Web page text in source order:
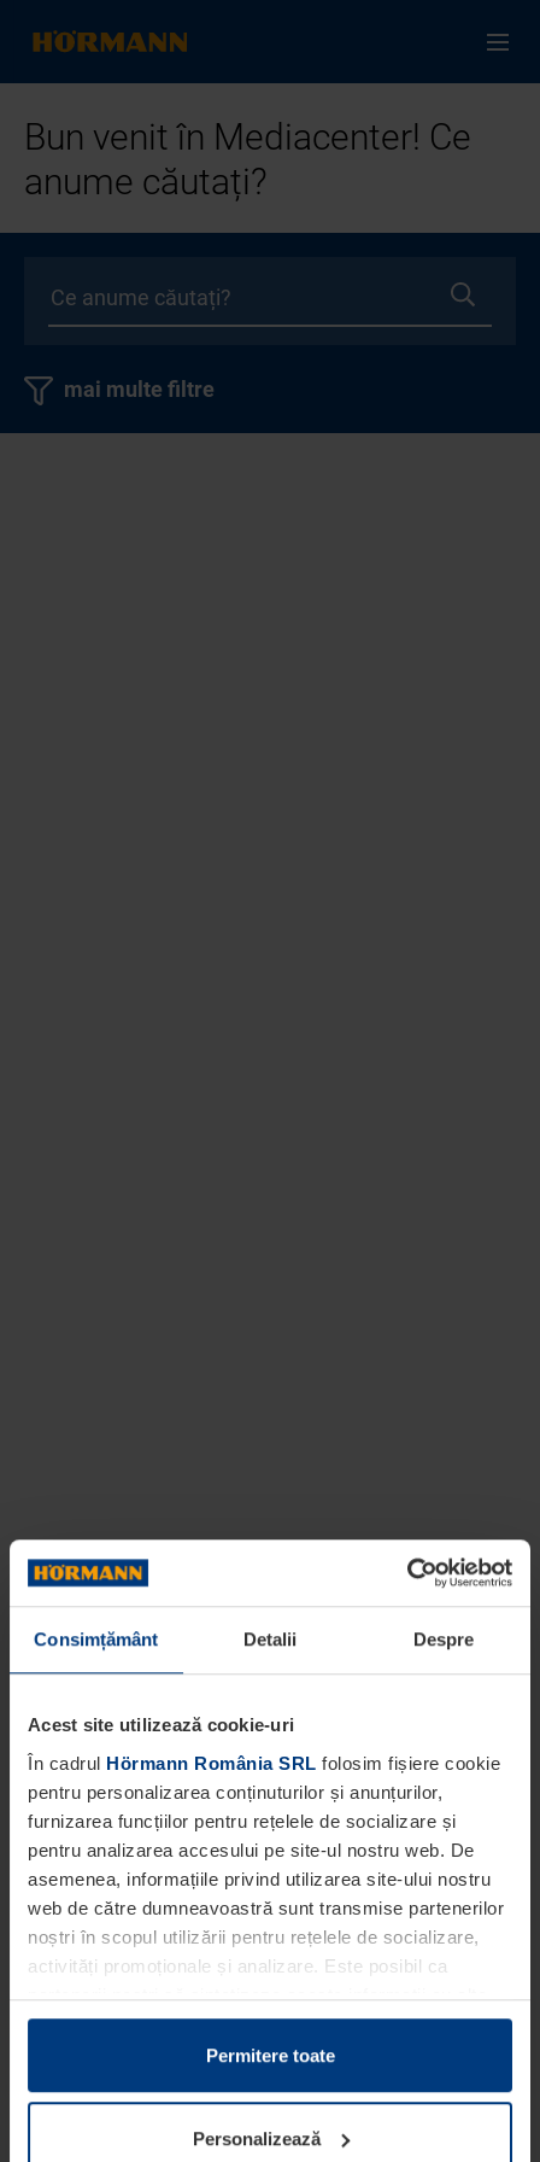
Consimțământ Detalii Despre
Acest site utilizează cookie-uri
În cadrul Hörmann România SRL folosim fișiere cookie
pentru personalizarea conținuturilor și anunțurilor,
furnizarea funcțiilor pentru rețelele de socializare și
pentru analizarea accesului pe site-ul nostru web. De
asemenea, informațiile privind utilizarea site-ului nostru
web de către dumneavoastră sunt transmise partenerilor
noștri în scopul utilizării pentru rețelele de socializare,
activități promoționale și analizare. Este posibil ca
partenerii noștri să sintetizeze aceste informații cu alte
date pe care dumneavoastră le-ați pus la dispoziția
acestora ori care au fost colectate în cadrul utilizării
Din punct de vedere legal, putem stoca fișiere cookie pe
dispozitivul dumneavoastră în cazul în care acestea sunt
Permitere toate
Personalizează
Bun venit în Mediacenter! Ce
anume căutați?
mai multe filtre